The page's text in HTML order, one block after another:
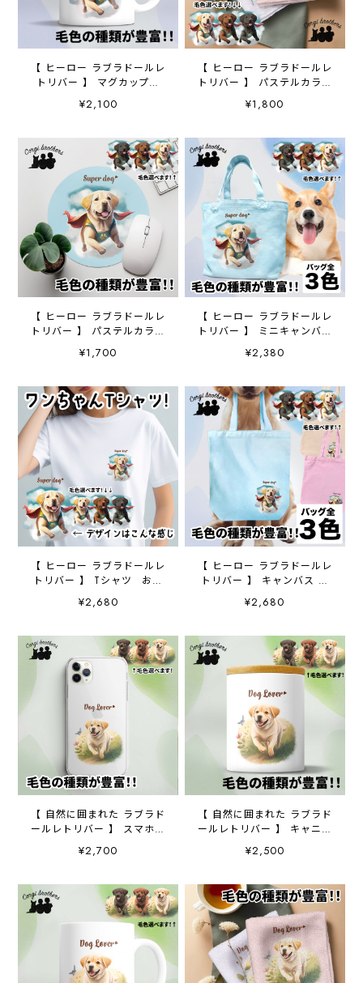
【 ヒーロー ラブラドールレ
トリバー 】 マグカップ
犬 ペット うちの子 犬
グッズ ギフト プレゼン
¥2,100
【 ヒーロー ラブラドールレ
トリバー 】 パステルカラー
ハンカチ 2枚セット 犬
ペット うちの子 プレゼ
¥1,800
【 ヒーロー ラブラドールレ
トリバー 】 パステルカラー
マウスパッド 犬 ペッ
ト うちの子 プレゼン
¥1,700
【 ヒーロー ラブラドールレ
トリバー 】 ミニキャンバス
トートバッグ 犬 ペッ
ト うちの子 プレゼン
¥2,380
【 ヒーロー ラブラドールレ
トリバー 】 Tシャツ おし
ゃれ かわいい 犬 ペッ
ト うちの子 プレゼン
¥2,680
【 ヒーロー ラブラドールレ
トリバー 】 キャンバス ト
ートバッグ 犬 ペット
うちの子 プレゼント ギ
¥2,680
【 自然に囲まれた ラブラド
ールレトリバー 】 スマホケ
ース クリアソフトケー
ス 犬 犬グッズ プレゼ
¥2,700
【 自然に囲まれた ラブラド
ールレトリバー 】 キャニス
ター 保存容器 お家用
プレゼント 犬 ペット
¥2,500